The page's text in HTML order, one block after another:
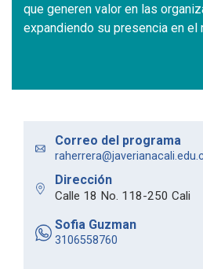
que generen valor en las
expandiendo su presencia en el
Correo del programa
Dirección
Calle 18 No. 118-250 Cali
Sofia Guzman
3106558760